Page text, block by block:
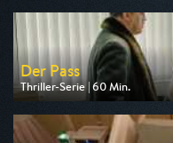
Der Pass
Thriller-Serie | 60 Min.
Ausgestrahlt von Nitro
am 13.08.2026, 20:15